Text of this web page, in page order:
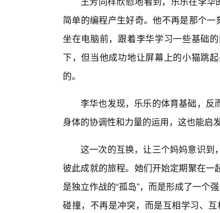
简单的编程产生好奇。他不再是那个
坐在电脑前，跟着李华学习一些基础
下，但当他成功地让屏幕上的小猫跳
的。
李华也发现，乐乐的体育基础，反
身体的协调性和力量的运用，这也能启
这一次的互换，让三个妈妈意识到
彼此成就的旅程。她们开始定期聚在
是独立作战的“孤岛”，而是形成了一个
碰撞，不再是冲突，而是互相学习、